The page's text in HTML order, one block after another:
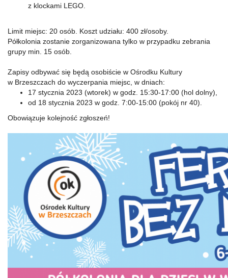
z klockami LEGO.
Limit miejsc: 20 osób. Koszt udziału: 400 zł/osoby.
Półkolonia zostanie zorganizowana tylko w przypadku zebrania
grupy min. 15 osób.
Zapisy odbywać się będą osobiście w Ośrodku Kultury
w Brzeszczach do wyczerpania miejsc, w dniach:
17 stycznia 2023 (wtorek) w godz. 15:30-17:00 (hol dolny),
od 18 stycznia 2023 w godz. 7:00-15:00 (pokój nr 40).
Obowiązuje kolejność zgłoszeń!